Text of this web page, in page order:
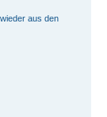
aus den